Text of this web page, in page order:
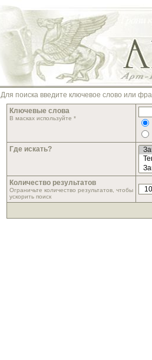
Для поиска введите ключевое слово или
Ключевые слова
В масках используйте *
Где искать?
Количество результатов
Ограничьте количество результатов, чтобы
ускорить поиск